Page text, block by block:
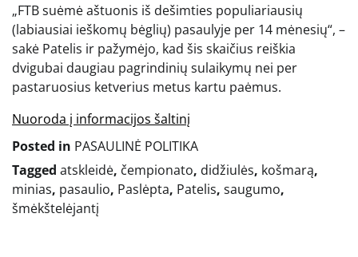
„FTB suėmė aštuonis iš dešimties populiariausių
(labiausiai ieškomų bėglių) pasaulyje per 14 mėnesių“, –
sakė Patelis ir pažymėjo, kad šis skaičius reiškia
dvigubai daugiau pagrindinių sulaikymų nei per
pastaruosius ketverius metus kartu paėmus.
Nuoroda į informacijos šaltinį
Posted in PASAULINĖ POLITIKA
Tagged atskleidė, čempionato, didžiulės, košmarą,
minias, pasaulio, Paslėpta, Patelis, saugumo,
šmėkštelėjantį